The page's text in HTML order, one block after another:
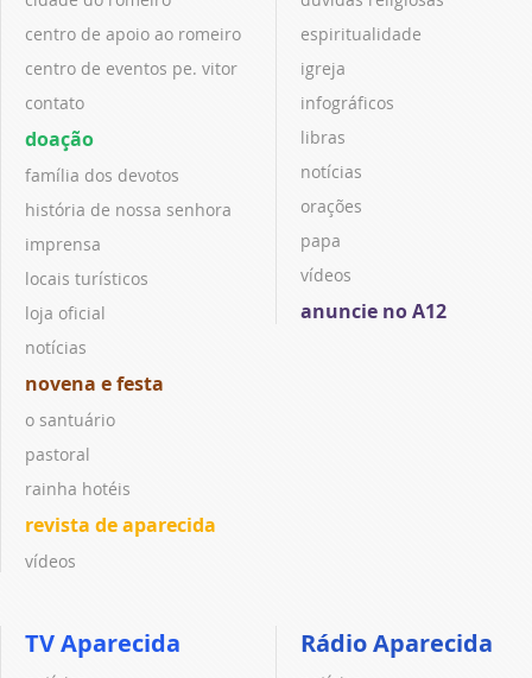
centro de apoio ao romeiro
centro de eventos pe. vitor
contato
doação
família dos devotos
história de nossa senhora
imprensa
locais turísticos
loja oficial
notícias
novena e festa
o santuário
pastoral
rainha hotéis
revista de aparecida
vídeos
espiritualidade
igreja
infográficos
libras
notícias
orações
papa
vídeos
anuncie no A12
TV Aparecida Rádio Aparecida